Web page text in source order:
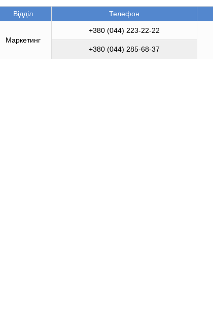
Відділ Телефон
Маркетинг
+380 (044) 223-22-22
+380 (044) 285-68-37